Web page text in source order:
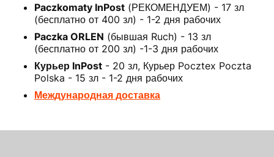
Paczkomaty InPost (РЕКОМЕНДУЕМ) - 17 зл
(бесплатно от 400 зл) - 1-2 дня рабочих
Paczka ORLEN (бывшая Ruch) - 13 зл
(бесплатно от 200 зл) -1-3 дня рабочих
Курьер InPost - 20 зл, Курьер Pocztex Poczta
Polska - 15 зл - 1-2 дня рабочих
Международная доставка